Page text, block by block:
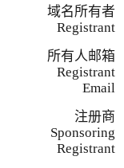
域名所有者
Registrant
所有人邮箱
Registrant
Email
注册商
Sponsoring
Registrant